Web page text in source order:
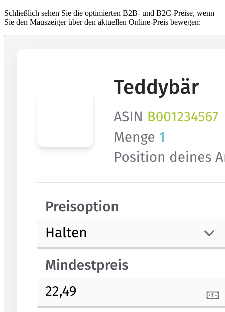
Schließlich sehen Sie die optimierten B2B- und B2C-Preise, wenn
Sie den Mauszeiger über den aktuellen Online-Preis bewegen: